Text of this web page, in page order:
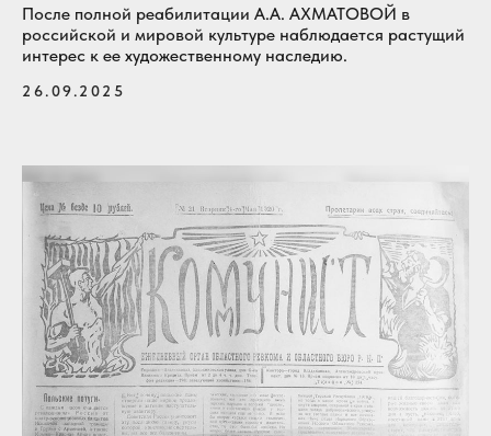
После полной реабилитации А.А. АХМАТОВОЙ в
российской и мировой культуре наблюдается растущий
интерес к ее художественному наследию.
26.09.2025